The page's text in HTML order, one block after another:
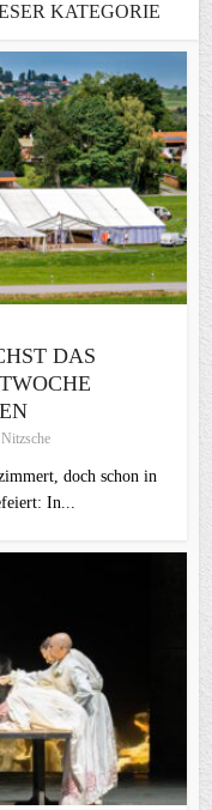
KATEGORIE
DAS
doch schon in
In...